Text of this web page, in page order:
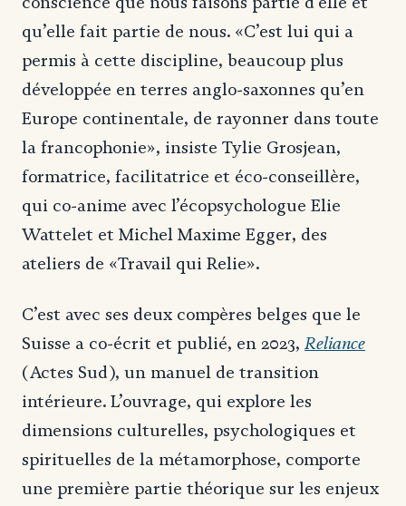
qu’elle fait partie de nous. «C’est lui qui a
permis à cette discipline, beaucoup plus
développée en terres anglo-saxonnes qu’en
Europe continentale, de rayonner dans toute
la francophonie», insiste Tylie Grosjean,
formatrice, facilitatrice et éco-conseillère,
qui co-anime avec l’écopsychologue Elie
Wattelet et Michel Maxime Egger, des
ateliers de «Travail qui Relie».
C’est avec ses deux compères belges que le
Suisse a co-écrit et publié, en 2023, Reliance
(Actes Sud), un manuel de transition
intérieure. L’ouvrage, qui explore les
dimensions culturelles, psychologiques et
spirituelles de la métamorphose, comporte
une première partie théorique sur les enjeux